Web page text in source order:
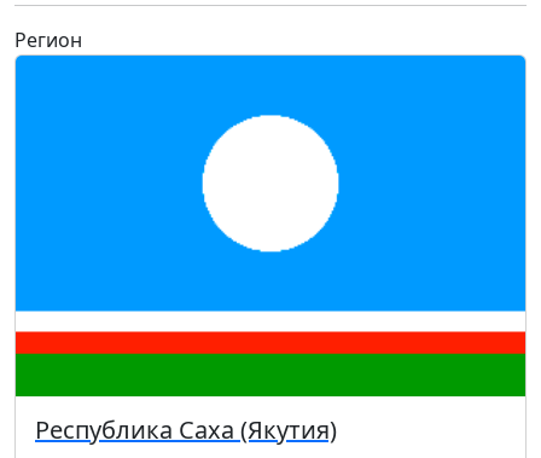
Регион
Республика Саха (Якутия)